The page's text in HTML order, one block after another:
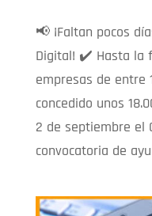
📢 ¡Faltan pocos
Digital! ✔️ Hasta la
empresas de entre
concedido unos
2 de septiembre el
convocatoria de